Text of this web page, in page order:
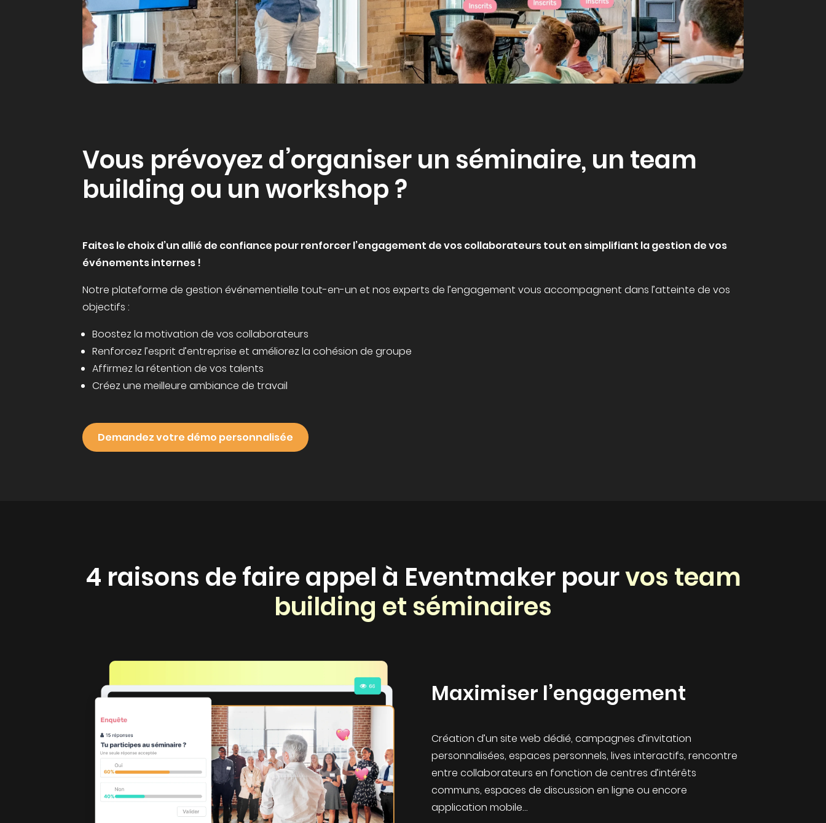
Vous prévoyez d’organiser un séminaire, un team
building ou un workshop ?
Faites le choix d’un allié de confiance pour renforcer l’engagement de vos collaborateurs tout en simplifiant la gestion de vos
événements internes !
Notre plateforme de gestion événementielle tout-en-un et nos experts de l’engagement vous accompagnent dans l’atteinte de vos
objectifs :
Boostez la motivation de vos collaborateurs
Renforcez l’esprit d’entreprise et améliorez la cohésion de groupe
Affirmez la rétention de vos talents
Créez une meilleure ambiance de travail
Demandez votre démo personnalisée
4 raisons de faire appel à Eventmaker pourvos team
building et séminaires
Maximiser l’engagement
Création d’un site web dédié, campagnes d’invitation
personnalisées, espaces personnels, lives interactifs, rencontre
entre collaborateurs en fonction de centres d’intérêts
communs, espaces de discussion en ligne ou encore
application mobile…